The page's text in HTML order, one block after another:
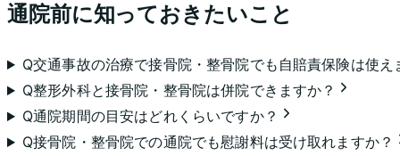
通院前に知っておきたいこと
Q交通事故の治療で接骨院・整骨院でも自賠責保険は使え
Q整形外科と接骨院・整骨院は併院できますか？
Q通院期間の目安はどれくらいですか？
Q接骨院・整骨院での通院でも慰謝料は受け取れますか？